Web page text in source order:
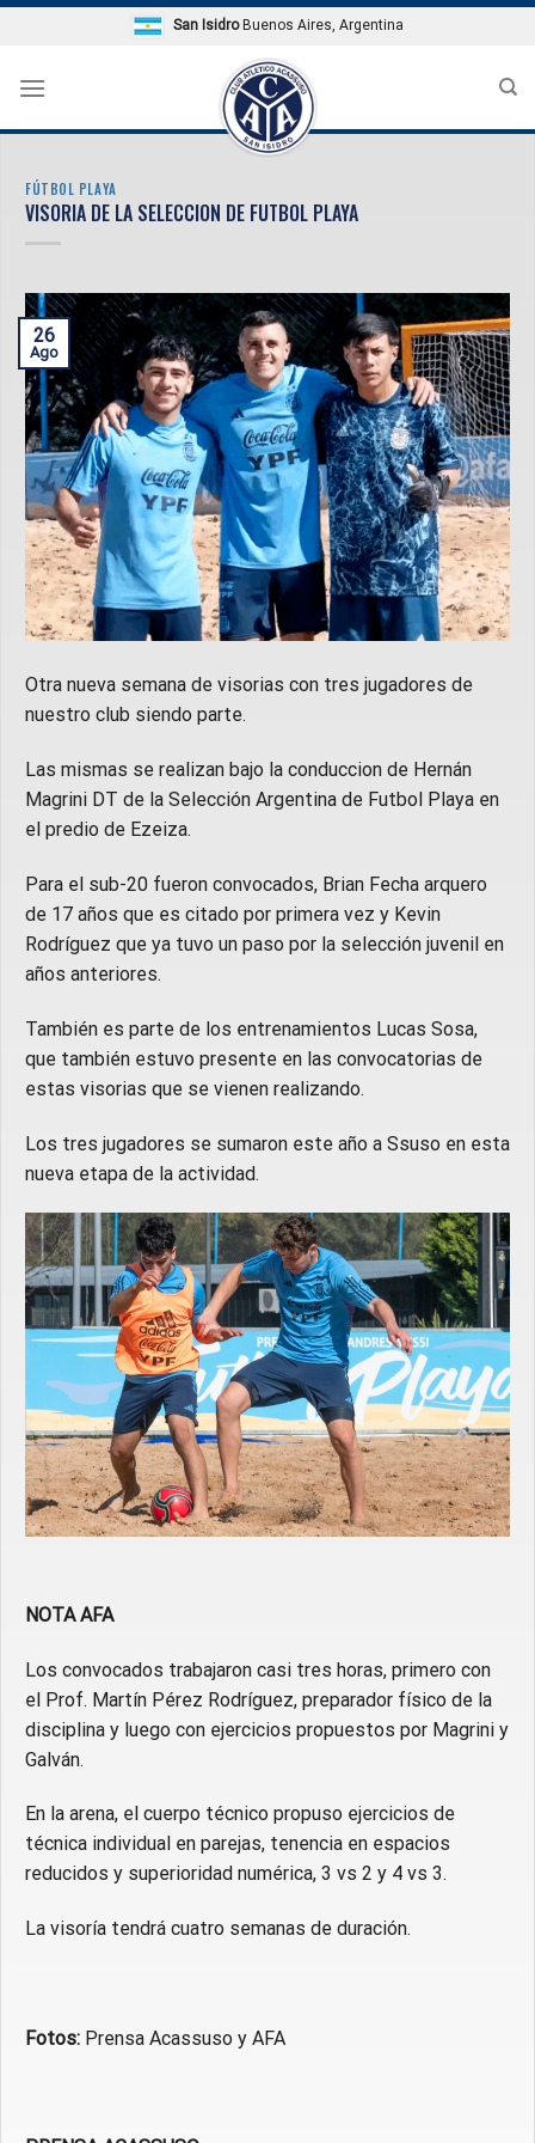
Skip
San IsidroBuenos Aires, Argentina
FÚTBOL PLAYA
VISORIA DE LA SELECCION DE FUTBOL PLAYA
26
Ago
Otra nueva semana de visorias con tres jugadores de
nuestro club siendo parte.
Las mismas se realizan bajo la conduccion de Hernán
Magrini DT de la Selección Argentina de Futbol Playa en
el predio de Ezeiza.
Para el sub-20 fueron convocados, Brian Fecha arquero
de 17 años que es citado por primera vez y Kevin
Rodríguez que ya tuvo un paso por la selección juvenil en
años anteriores.
También es parte de los entrenamientos Lucas Sosa,
que también estuvo presente en las convocatorias de
estas visorias que se vienen realizando.
Los tres jugadores se sumaron este año a Ssuso en esta
nueva etapa de la actividad.
NOTA AFA
Los convocados trabajaron casi tres horas, primero con
el Prof. Martín Pérez Rodríguez, preparador físico de la
disciplina y luego con ejercicios propuestos por Magrini y
Galván.
En la arena, el cuerpo técnico propuso ejercicios de
técnica individual en parejas, tenencia en espacios
reducidos y superioridad numérica, 3 vs 2 y 4 vs 3.
La visoría tendrá cuatro semanas de duración.
Fotos: Prensa Acassuso y AFA